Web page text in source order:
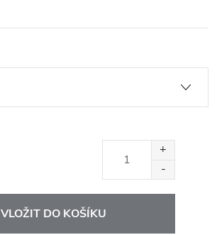
VLOŽIT DO KOŠÍKU